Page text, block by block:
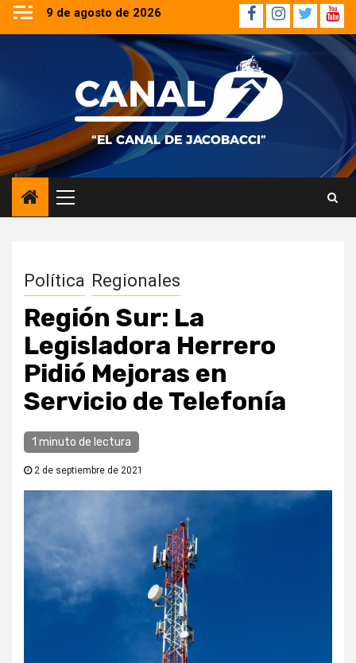
Saltar
contenido
9 de agosto de 2026 Facebook
Instagram
Twitter
Menú
principal
Política Regionales
Región Sur: La
Legisladora Herrero
Pidió Mejoras en
Servicio de Telefonía
1 minuto de lectura
2 de septiembre de 2021